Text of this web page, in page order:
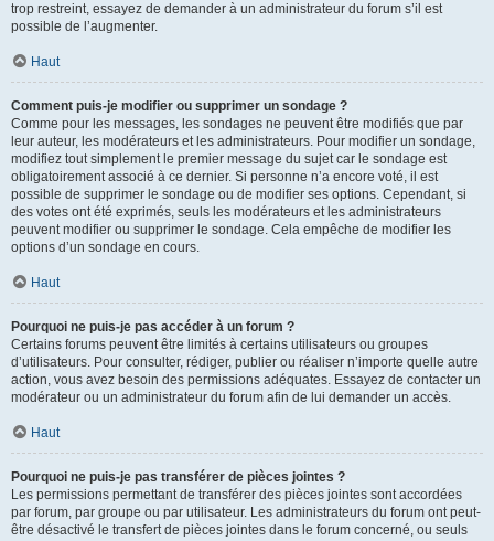
trop restreint, essayez de demander à un administrateur du forum s’il est
possible de l’augmenter.
Haut
Comment puis-je modifier ou supprimer un sondage ?
Comme pour les messages, les sondages ne peuvent être modifiés que par
leur auteur, les modérateurs et les administrateurs. Pour modifier un sondage,
modifiez tout simplement le premier message du sujet car le sondage est
obligatoirement associé à ce dernier. Si personne n’a encore voté, il est
possible de supprimer le sondage ou de modifier ses options. Cependant, si
des votes ont été exprimés, seuls les modérateurs et les administrateurs
peuvent modifier ou supprimer le sondage. Cela empêche de modifier les
options d’un sondage en cours.
Haut
Pourquoi ne puis-je pas accéder à un forum ?
Certains forums peuvent être limités à certains utilisateurs ou groupes
d’utilisateurs. Pour consulter, rédiger, publier ou réaliser n’importe quelle autre
action, vous avez besoin des permissions adéquates. Essayez de contacter un
modérateur ou un administrateur du forum afin de lui demander un accès.
Haut
Pourquoi ne puis-je pas transférer de pièces jointes ?
Les permissions permettant de transférer des pièces jointes sont accordées
par forum, par groupe ou par utilisateur. Les administrateurs du forum ont peut-
être désactivé le transfert de pièces jointes dans le forum concerné, ou seuls